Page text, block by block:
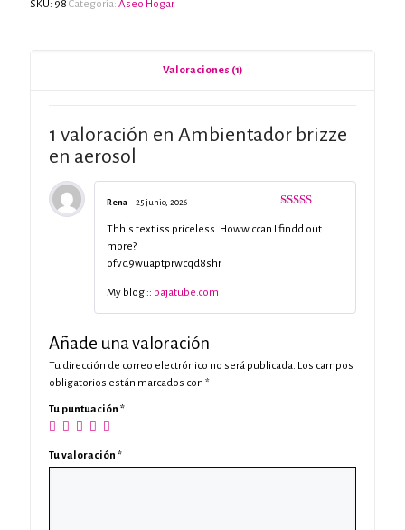
SKU: 98 Categoría: Aseo Hogar
Valoraciones (1)
1 valoración en Ambientador brizze
en aerosol
con5de 5
Rena –25 junio, 2026
Thhis text iss priceless. Howw ccan I findd out
more?
ofvd9wuaptprwcqd8shr
My blog :: pajatube.com
Añade una valoración
Tu dirección de correo electrónico no será publicada. Los campos
obligatorios están marcados con *
Tu puntuación *
Tu valoración *